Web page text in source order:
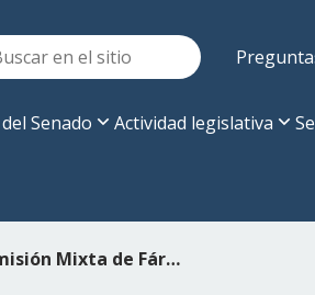
Senado Actividad legislativa
Comisión Mixta de Fármacos 2 despacha informe a Comisión de Hacienda